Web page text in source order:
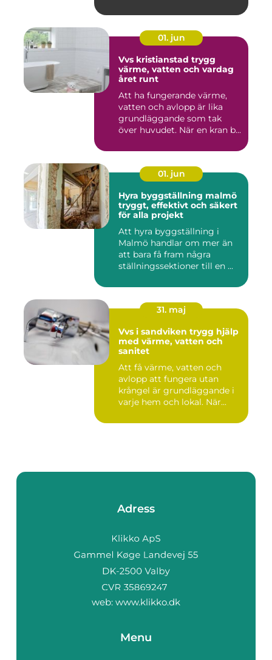
01. jun
Vvs kristianstad trygg
värme, vatten och vardag
året runt
Att ha fungerande värme,
vatten och avlopp är lika
grundläggande som tak
över huvudet. När en kran b...
01. jun
Hyra byggställning malmö
tryggt, effektivt och säkert
för alla projekt
Att hyra byggställning i
Malmö handlar om mer än
att bara få fram några
ställningssektioner till en ...
31. maj
Vvs i sandviken trygg hjälp
med värme, vatten och
sanitet
Att få värme, vatten och
avlopp att fungera utan
krångel är grundläggande i
varje hem och lokal. När...
Adress
web: www.klikko.dk
Menu